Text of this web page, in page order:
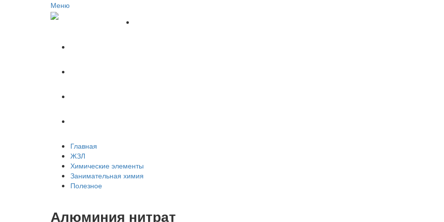
Меню
Главная
ЖЗЛ
Химические элементы
Занимательная химия
Полезное
Алюминия нитрат